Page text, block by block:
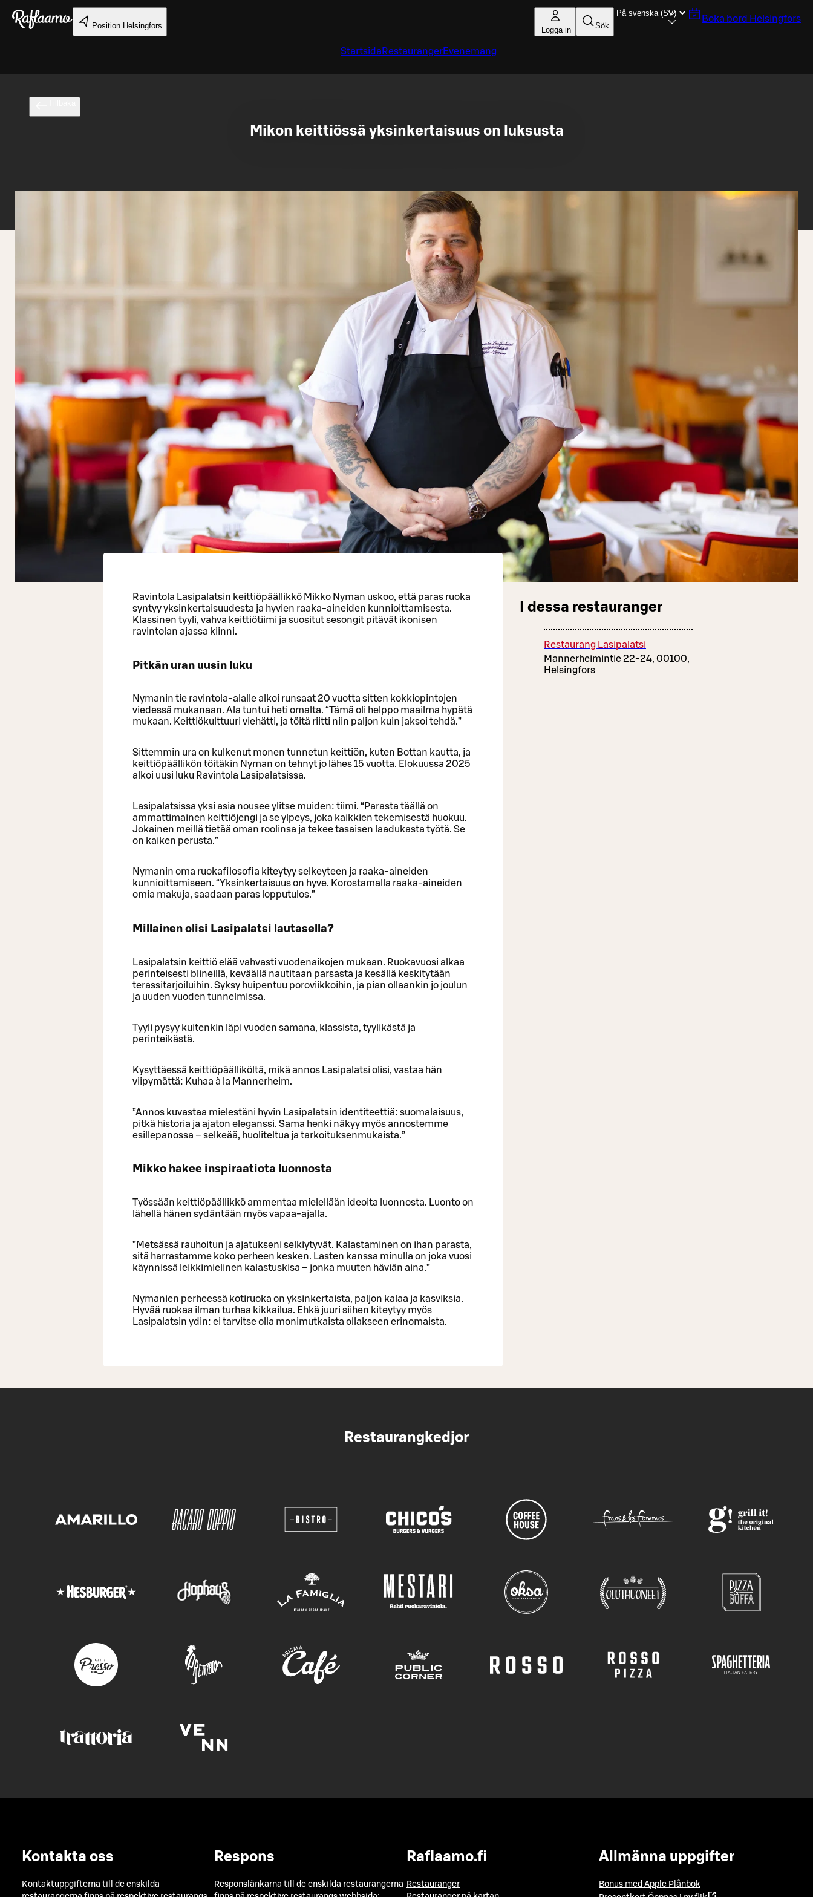
Gå till huvudinnehållet
Position Helsingfors Logga in Sök
Boka bord Helsingfors
Startsida RestaurangerEvenemang
Mikon keittiössä yksinkertaisuus on luksusta
Ravintola Lasipalatsin keittiöpäällikkö Mikko Nyman uskoo, että paras ruoka
syntyy yksinkertaisuudesta ja hyvien raaka-aineiden kunnioittamisesta.
Klassinen tyyli, vahva keittiötiimi ja suositut sesongit pitävät ikonisen
ravintolan ajassa kiinni.
Pitkän uran uusin luku
Nymanin tie ravintola-alalle alkoi runsaat 20 vuotta sitten kokkiopintojen
viedessä mukanaan. Ala tuntui heti omalta. “Tämä oli helppo maailma hypätä
mukaan. Keittiökulttuuri viehätti, ja töitä riitti niin paljon kuin jaksoi tehdä.”
Sittemmin ura on kulkenut monen tunnetun keittiön, kuten Bottan kautta, ja
keittiöpäällikön töitäkin Nyman on tehnyt jo lähes 15 vuotta. Elokuussa 2025
alkoi uusi luku Ravintola Lasipalatsissa.
Lasipalatsissa yksi asia nousee ylitse muiden: tiimi. “Parasta täällä on
ammattimainen keittiöjengi ja se ylpeys, joka kaikkien tekemisestä huokuu.
Jokainen meillä tietää oman roolinsa ja tekee tasaisen laadukasta työtä. Se
on kaiken perusta.”
Nymanin oma ruokafilosofia kiteytyy selkeyteen ja raaka-aineiden
kunnioittamiseen. “Yksinkertaisuus on hyve. Korostamalla raaka-aineiden
omia makuja, saadaan paras lopputulos.”
Millainen olisi Lasipalatsi lautasella?
Lasipalatsin keittiö elää vahvasti vuodenaikojen mukaan. Ruokavuosi alkaa
perinteisesti blineillä, keväällä nautitaan parsasta ja kesällä keskitytään
terassitarjoiluihin. Syksy huipentuu poroviikkoihin, ja pian ollaankin jo joulun
ja uuden vuoden tunnelmissa.
Tyyli pysyy kuitenkin läpi vuoden samana, klassista, tyylikästä ja
perinteikästä.
Kysyttäessä keittiöpäälliköltä, mikä annos Lasipalatsi olisi, vastaa hän
viipymättä: Kuhaa à la Mannerheim.
”Annos kuvastaa mielestäni hyvin Lasipalatsin identiteettiä: suomalaisuus,
pitkä historia ja ajaton eleganssi. Sama henki näkyy myös annostemme
esillepanossa – selkeää, huoliteltua ja tarkoituksenmukaista.”
Mikko hakee inspiraatiota luonnosta
Työssään keittiöpäällikkö ammentaa mielellään ideoita luonnosta. Luonto on
lähellä hänen sydäntään myös vapaa-ajalla.
”Metsässä rauhoitun ja ajatukseni selkiytyvät. Kalastaminen on ihan parasta,
sitä harrastamme koko perheen kesken. Lasten kanssa minulla on joka vuosi
käynnissä leikkimielinen kalastuskisa – jonka muuten häviän aina.”
Nymanien perheessä kotiruoka on yksinkertaista, paljon kalaa ja kasviksia.
Hyvää ruokaa ilman turhaa kikkailua. Ehkä juuri siihen kiteytyy myös
Lasipalatsin ydin: ei tarvitse olla monimutkaista ollakseen erinomaista.
I dessa restauranger
Restaurang Lasipalatsi
Mannerheimintie 22-24, 00100,
Helsingfors
Restaurangkedjor
Kontakta oss
Kontaktuppgifterna till de enskilda
Respons
Responslänkarna till de enskilda restaurangerna
Raflaamo.fi
Restauranger
Allmänna uppgifter
Bonus med Apple Plånbok